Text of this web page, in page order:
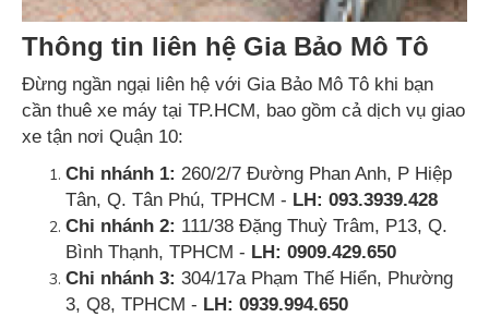
Thông tin liên hệ Gia Bảo Mô Tô
Đừng ngần ngại liên hệ với Gia Bảo Mô Tô khi bạn
cần thuê xe máy tại TP.HCM, bao gồm cả dịch vụ giao
xe tận nơi Quận 10:
Chi nhánh 1: 260/2/7 Đường Phan Anh, P Hiệp
Tân, Q. Tân Phú, TPHCM - LH: 093.3939.428
Chi nhánh 2: 111/38 Đặng Thuỳ Trâm, P13, Q.
Bình Thạnh, TPHCM - LH: 0909.429.650
Chi nhánh 3: 304/17a Phạm Thế Hiển, Phường
3, Q8, TPHCM - LH: 0939.994.650